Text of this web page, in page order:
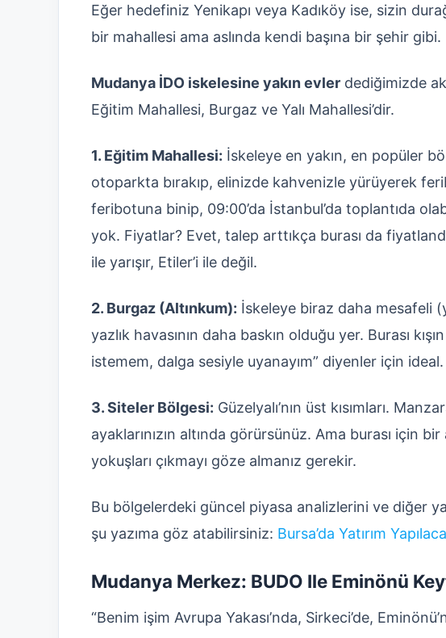
Eğer hedefiniz Yenikapı veya Kadıköy ise, sizin
bir mahallesi ama aslında kendi başına bir şehir gibi.
Mudanya İDO iskelesine yakın evler dediğimizde
Eğitim Mahallesi, Burgaz ve Yalı Mahallesi’dir.
1. Eğitim Mahallesi: İskeleye en yakın, en popüler
otoparkta bırakıp, elinizde kahvenizle yürüyerek
feribotuna binip, 09:00’da İstanbul’da toplantıda
yok. Fiyatlar? Evet, talep arttıkça burası da
ile yarışır, Etiler’i ile değil.
2. Burgaz (Altınkum): İskeleye biraz daha mesafeli
yazlık havasının daha baskın olduğu yer. Burası
istemem, dalga sesiyle uyanayım” diyenler için ideal.
3. Siteler Bölgesi: Güzelyalı’nın üst kısımları.
ayaklarınızın altında görürsünüz. Ama burası için
yokuşları çıkmayı göze almanız gerekir.
Bu bölgelerdeki güncel piyasa analizlerini ve diğer
şu yazıma göz atabilirsiniz: Bursa’da Yatırım
Mudanya Merkez: BUDO Ile Eminönü
“Benim işim Avrupa Yakası’nda, Sirkeci’de,